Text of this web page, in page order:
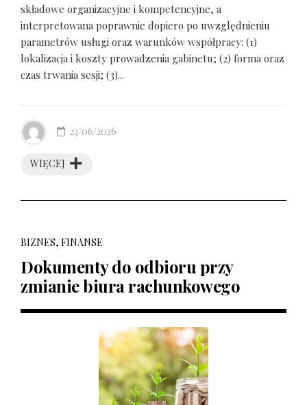
składowe organizacyjne i kompetencyjne, a
interpretowana poprawnie dopiero po uwzględnieniu
parametrów usługi oraz warunków współpracy: (1)
lokalizacja i koszty prowadzenia gabinetu; (2) forma oraz
czas trwania sesji; (3)...
WIĘCEJ
23/06/2026
BIZNES, FINANSE
Dokumenty do odbioru przy
zmianie biura rachunkowego